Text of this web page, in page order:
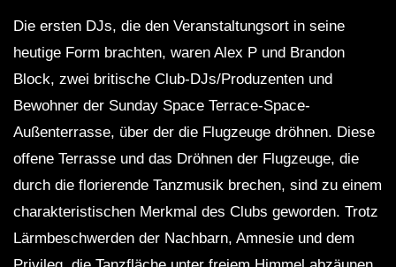
Die ersten DJs, die den Veranstaltungsort in seine
heutige Form brachten, waren Alex P und Brandon
Block, zwei britische Club-DJs/Produzenten und
Bewohner der Sunday Space Terrace-Space-
Außenterrasse, über der die Flugzeuge dröhnen. Diese
offene Terrasse und das Dröhnen der Flugzeuge, die
durch die florierende Tanzmusik brechen, sind zu einem
charakteristischen Merkmal des Clubs geworden. Trotz
Lärmbeschwerden der Nachbarn, Amnesie und dem